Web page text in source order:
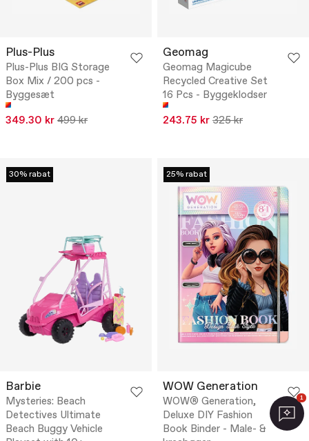
Plus-Plus
Plus-Plus BIG Storage
Box Mix / 200 pcs -
Byggesæt
349.30 kr 499 kr
Geomag
Geomag Magicube
Recycled Creative Set
16 Pcs - Byggeklodser
243.75 kr 325 kr
30% rabat
Barbie
Mysteries: Beach
Detectives Ultimate
Beach Buggy Vehicle
25% rabat
WOW Generation
WOW® Generation,
Deluxe DIY Fashion
Book Binder - Male- &
1